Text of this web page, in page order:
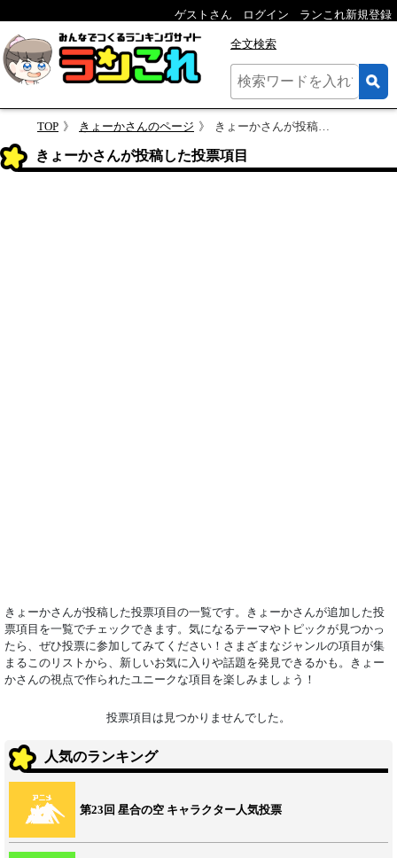
ゲストさん ログイン ランこれ新規登録
全文検索
TOP きょーかさんのページ きょーかさんが投稿した投票項目
きょーかさんが投稿した投票項目
きょーかさんが投稿した投票項目の一覧です。きょーかさんが追加した投
票項目を一覧でチェックできます。気になるテーマやトピックが見つかっ
たら、ぜひ投票に参加してみてください！さまざまなジャンルの項目が集
まるこのリストから、新しいお気に入りや話題を発見できるかも。きょー
かさんの視点で作られたユニークな項目を楽しみましょう！
投票項目は見つかりませんでした。
人気のランキング
第23回 星合の空 キャラクター人気投票